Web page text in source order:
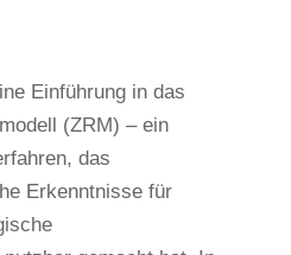
Einführung in das
(ZRM) – ein
das
Erkenntnisse für